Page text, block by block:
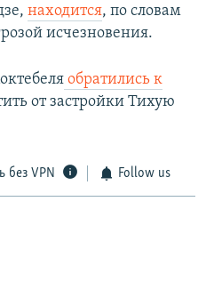
находится, по словам
исчезновения.
обратились к
от застройки Тихую
без VPN Follow us